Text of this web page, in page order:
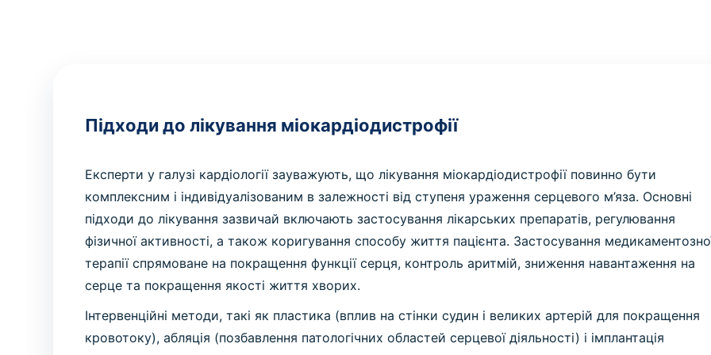
Підходи до лікування міокардіодистрофії
Експерти у галузі кардіології зауважують, що лікування міокардіодистрофії повинно бути
комплексним і індивідуалізованим в залежності від ступеня ураження серцевого м’яза. Основні
підходи до лікування зазвичай включають застосування лікарських препаратів, регулювання
фізичної активності, а також коригування способу життя пацієнта. Застосування
терапії спрямоване на покращення функції серця, контроль аритмій, зниження навантаження на
серце та покращення якості життя хворих.
Інтервенційні методи, такі як пластика (вплив на стінки судин і великих артерій для покращення
кровотоку), абляція (позбавлення патологічних областей серцевої діяльності) і імплантація